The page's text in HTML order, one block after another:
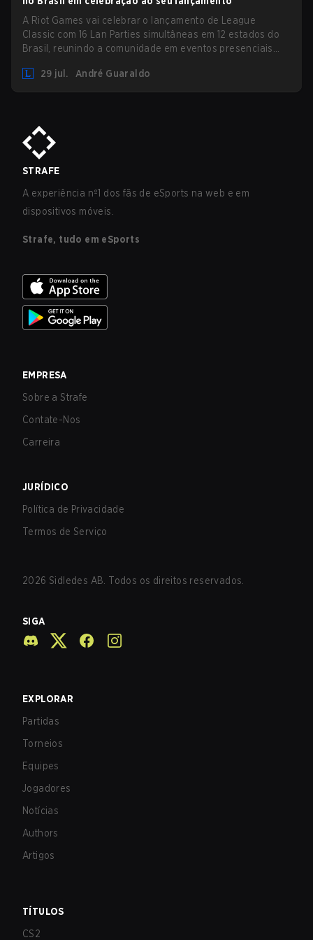
A Riot Games vai celebrar o lançamento de League
Classic com 16 Lan Parties simultâneas em 12 estados do
Brasil, reunindo a comunidade em eventos presenciais
29 jul.
André Guaraldo
STRAFE
A experiência nº1 dos fãs de eSports na web e em
dispositivos móveis.
Strafe, tudo em eSports
EMPRESA
Sobre a Strafe
Contate-Nos
Carreira
JURÍDICO
Política de Privacidade
Termos de Serviço
2026 Sidledes AB. Todos os direitos reservados.
SIGA
EXPLORAR
Partidas
Torneios
Equipes
Jogadores
Notícias
Authors
Artigos
TÍTULOS
CS2